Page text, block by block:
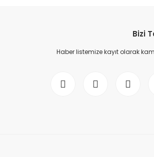
Bizi
Haber listemize kayıt olarak